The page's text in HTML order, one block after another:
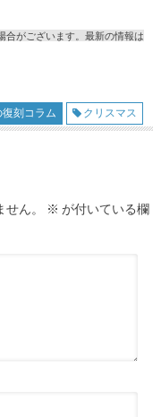
がございます。最新の情報は
刻コラム クリスマス
ん。 ※ が付いている欄